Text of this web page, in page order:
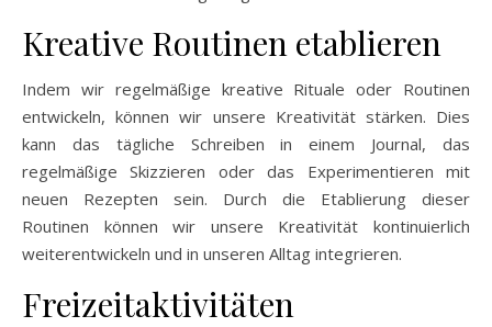
Kreative Routinen etablieren
Indem wir regelmäßige kreative Rituale oder Routinen
entwickeln, können wir unsere Kreativität stärken. Dies
kann das tägliche Schreiben in einem Journal, das
regelmäßige Skizzieren oder das Experimentieren mit
neuen Rezepten sein. Durch die Etablierung dieser
Routinen können wir unsere Kreativität kontinuierlich
weiterentwickeln und in unseren Alltag integrieren.
Freizeitaktivitäten